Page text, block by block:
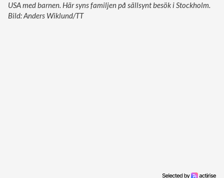
USA med barnen. Här syns familjen på sällsynt besök i Stockholm.
Bild: Anders Wiklund/TT